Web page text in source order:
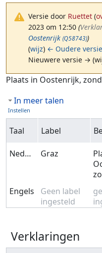
Versie door Ruettet (
2023 om 12:50 (‎
Oostenrijk (Q58743))
(wijz) ← Oudere versie
Nieuwere versie →
Ga naar: navigatie,zoeken
Plaats in Oostenrijk,
In meer talen
Instellen
Taal Label
Nederlands
Graz
Engels
Geen label
ingesteld
Verklaringen